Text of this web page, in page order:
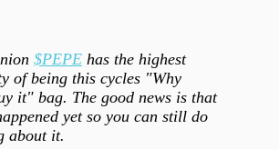
$PEPE has the highest
of being this cycles "Why
it" bag. The good news is that
yet so you can still do
about it.